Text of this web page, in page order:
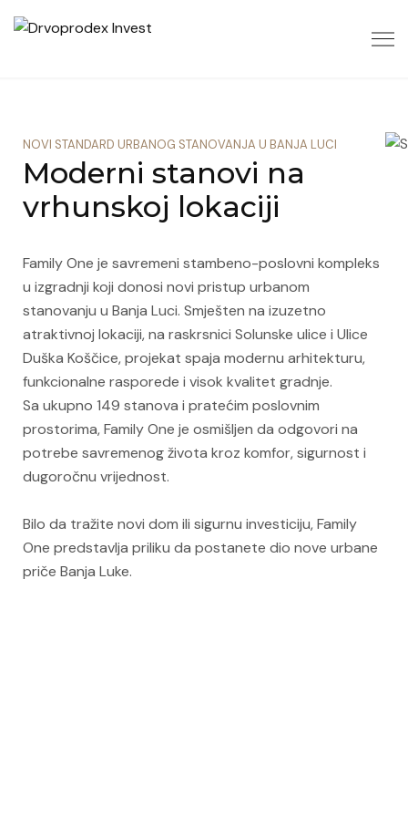
NOVI STANDARD URBANOG STANOVANJA U BANJA LUCI
Moderni stanovi na
vrhunskoj lokaciji
Family One je savremeni stambeno-poslovni kompleks
u izgradnji koji donosi novi pristup urbanom
stanovanju u Banja Luci. Smješten na izuzetno
atraktivnoj lokaciji, na raskrsnici Solunske ulice i Ulice
Duška Koščice, projekat spaja modernu arhitekturu,
funkcionalne rasporede i visok kvalitet gradnje.
Sa ukupno 149 stanova i pratećim poslovnim
prostorima, Family One je osmišljen da odgovori na
potrebe savremenog života kroz komfor, sigurnost i
dugoročnu vrijednost.
Bilo da tražite novi dom ili sigurnu investiciju, Family
One predstavlja priliku da postanete dio nove urbane
priče Banja Luke.